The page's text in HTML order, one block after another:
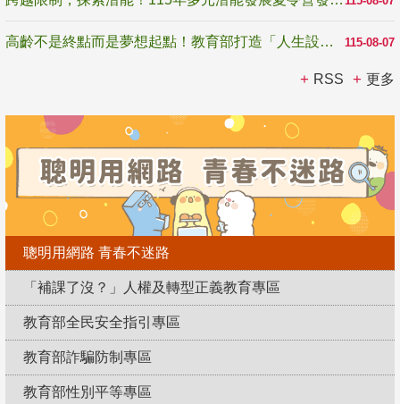
115-08-07
高齡不是終點而是夢想起點！教育部打造「人生設計夢工場」 參展第3屆高齡健康產業博覽會
RSS 更多
聰明用網路 青春不迷路
「補課了沒？」人權及轉型正義教育專區
教育部全民安全指引專區
教育部詐騙防制專區
教育部性別平等專區